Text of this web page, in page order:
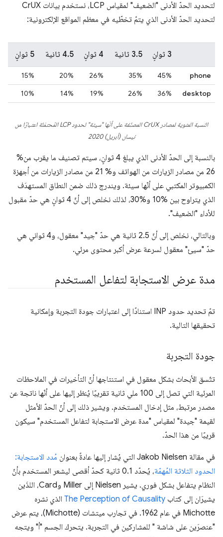
لتحديد الحدّ الأدنى "الضعيف" لمقياس LCP، نستخدم بيانات CrUX
لتحديد الحدّ الأدنى الذي يتمّ تخطّيه في معظم المواقع الإلكترونية:
3 ثوانٍ 3.5 ثانية 4 ثوانٍ 4.5 ثانية 5 ثوانٍ
phone
45%
35%
26%
20%
15%
desktop
36%
26%
19%
14%
10%
النسبة المئوية لمصادر CrUX المصنّفة على أنّها "سيئة" لحدود LCP المُحتمَلة اعتبارًا من
نيسان (أبريل) 2020
بالنسبة إلى الحدّ الأدنى الذي يبلغ 4 ثوانٍ، سيتم تصنيف ما يقرب من%
26 من مصادر الزيارات من الهواتف و% 21 من مصادر الزيارات من أجهزة
الكمبيوتر المكتبي على أنّها سيئة. ويندرج ذلك ضمن النطاق المستهدَف
الذي يتراوح بين %10 و%30، لذلك نخلص إلى أنّ 4 ثوانٍ هي حدّ مقبول
للأداء "الضعيف".
وبالتالي، نخلص إلى أنّ 2.5 ثانية هي حدّ "جيد" معقول، و4 ثواني هي
حدّ "سيئ" معقول لسرعة عرض أكبر محتوى مرئي.
مدة عرض الاستجابة لتفاعل المستخدم
تمّ تحديد حدود INP استنادًا إلى اعتبارات جودة التجربة وإمكانية
تحقيقها التالية.
جودة التجربة
تتّسق الأبحاث بشكل معقول في استنتاجها أنّ التأخيرات في الملاحظات
المرئية التي تصل إلى 100 ملي ثانية تقريبًا يُنظر إليها على أنّها ناتجة عن
مصدر مرتبط، مثل إدخال المستخدم. ويشير ذلك إلى أنّ الحدّ الأمثل
لقيمة "جيدة" لمقياس "مدة عرض الاستجابة لتفاعل المستخدم" سيكون
قريبًا من هذا الحدّ.
في مقالة Jakob Nielsen التي يُشار إليها عادةً بعنوان
مُدد الاستجابة:
الحدود الثلاثة المُهمّة
، يُحدّد 0.1 ثانية كحدّ أقصى ليشعر المستخدم بأنّ
النظام يتفاعل بشكل فوري. يشير Nielsen إلى Miller وCard، اللذَين
يشيرَان إلى كتاب The Perception of Causality الذي نشره
Michotte في عام 1962. في تجارب ميتشات (Michotte)، يتم عرض
"عنصرَين على شاشة " للمشاركين في التجربة. يتحرك الجسم "أ" ويتجه